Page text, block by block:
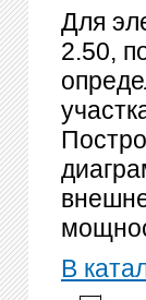
Для
2.50,
В